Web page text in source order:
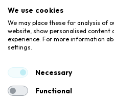
Accettiamo
Seguici sui social
We use cookies
We may place these for analysis of
website, show personalised
experience. For more information
settings.
Necessary
Functional